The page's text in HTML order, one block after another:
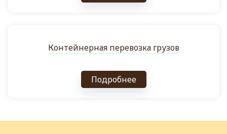
Контейнерная перевозка грузов
Подробнее